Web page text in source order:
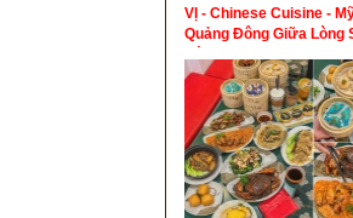
VỊ - Chinese Cuisine -
Quảng Đông Giữa Lòng
Gòn